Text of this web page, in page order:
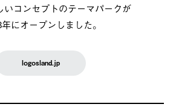
いコンセプトのテーマパークが
にオープンしました。
logosland.jp